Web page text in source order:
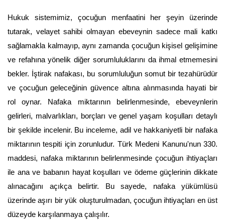
Hukuk sistemimiz, çocuğun menfaatini her şeyin üzerinde
tutarak, velayet sahibi olmayan ebeveynin sadece mali katkı
sağlamakla kalmayıp, aynı zamanda çocuğun kişisel gelişimine
ve refahına yönelik diğer sorumluluklarını da ihmal etmemesini
bekler. İştirak nafakası, bu sorumluluğun somut bir tezahürüdür
ve çocuğun geleceğinin güvence altına alınmasında hayati bir
rol oynar. Nafaka miktarının belirlenmesinde, ebeveynlerin
gelirleri, malvarlıkları, borçları ve genel yaşam koşulları detaylı
bir şekilde incelenir. Bu inceleme, adil ve hakkaniyetli bir nafaka
miktarının tespiti için zorunludur. Türk Medeni Kanunu'nun 330.
maddesi, nafaka miktarının belirlenmesinde çocuğun ihtiyaçları
ile ana ve babanın hayat koşulları ve ödeme güçlerinin dikkate
alınacağını açıkça belirtir. Bu sayede, nafaka yükümlüsü
üzerinde aşırı bir yük oluşturulmadan, çocuğun ihtiyaçları en üst
düzeyde karşılanmaya çalışılır.